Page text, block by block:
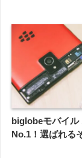
biglobeモバイル
No.1！選ばれる